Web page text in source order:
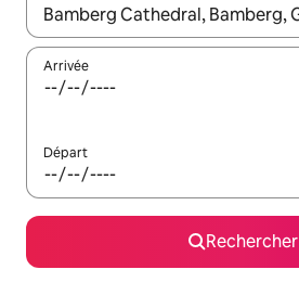
Lorsque les résultats s'affichent,
Arrivée
Départ
Rechercher